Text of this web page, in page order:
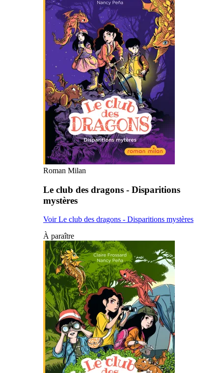
Roman Milan
Le club des dragons - Disparitions
mystères
Voir Le club des dragons - Disparitions mystères
À paraître